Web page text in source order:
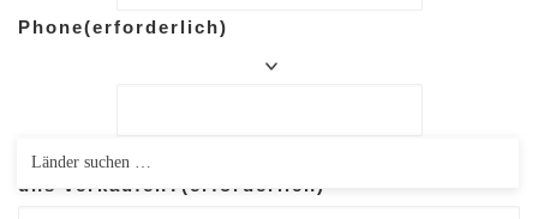
Phone(erforderlich)
Welche Teile-Kameras-Objektive möchten Sie
uns verkaufen? (erforderlich)